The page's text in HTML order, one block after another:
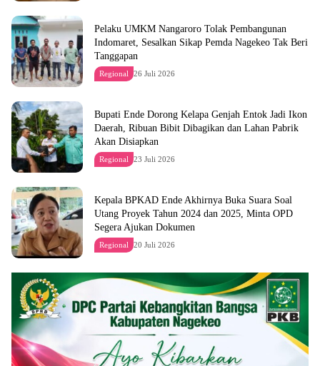
Pelaku UMKM Nangaroro Tolak Pembangunan
Indomaret, Sesalkan Sikap Pemda Nagekeo Tak Beri
Tanggapan
Regional 26 Juli 2026
Bupati Ende Dorong Kelapa Genjah Entok Jadi Ikon
Daerah, Ribuan Bibit Dibagikan dan Lahan Pabrik
Akan Disiapkan
Regional 23 Juli 2026
Kepala BPKAD Ende Akhirnya Buka Suara Soal
Utang Proyek Tahun 2024 dan 2025, Minta OPD
Segera Ajukan Dokumen
Regional 20 Juli 2026